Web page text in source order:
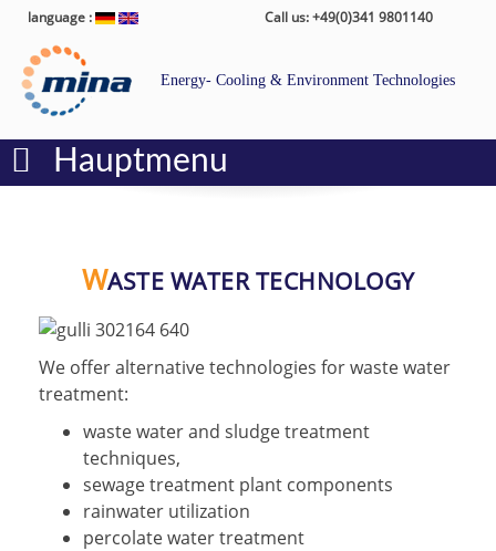
language : Call us: +49(0)341 9801140
Energy- Cooling & Environment Technologies
Hauptmenu
WASTE WATER TECHNOLOGY
We offer alternative technologies for waste water
treatment:
waste water and sludge treatment
techniques,
sewage treatment plant components
rainwater utilization
percolate water treatment